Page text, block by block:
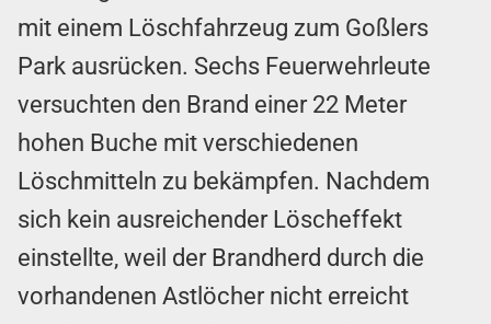
mit einem Löschfahrzeug zum Goßlers
Park ausrücken. Sechs Feuerwehrleute
versuchten den Brand einer 22 Meter
hohen Buche mit verschiedenen
Löschmitteln zu bekämpfen. Nachdem
sich kein ausreichender Löscheffekt
einstellte, weil der Brandherd durch die
vorhandenen Astlöcher nicht erreicht